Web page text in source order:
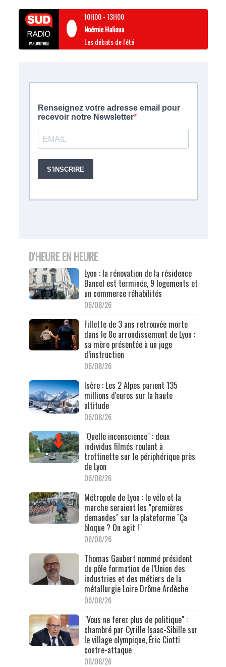
10H00-13H00
Noémie Halioua
Les débats de l'été
D'HEURE EN HEURE
Lyon : la rénovation de la résidence
Bancel est terminée, 9 logements et
un commerce réhabilités
06/08/26
Fillette de 3 ans retrouvée morte
dans le 8e arrondissement de Lyon :
sa mère présentée à un juge
d’instruction
06/08/26
Isère : Les 2 Alpes parient 135
millions d'euros sur la haute
altitude
06/08/26
"Quelle inconscience" : deux
individus filmés roulant à
trottinette sur le périphérique près
de Lyon
06/08/26
Métropole de Lyon : le vélo et la
marche seraient les "premières
demandes" sur la plateforme "Ça
bloque ? On agit !"
06/08/26
Thomas Gaubert nommé président
du pôle formation de l’Union des
industries et des métiers de la
métallurgie Loire Drôme Ardèche
06/08/26
"Vous ne ferez plus de politique" :
chambré par Cyrille Isaac-Sibille sur
le village olympique, Éric Ciotti
contre-attaque
06/08/26